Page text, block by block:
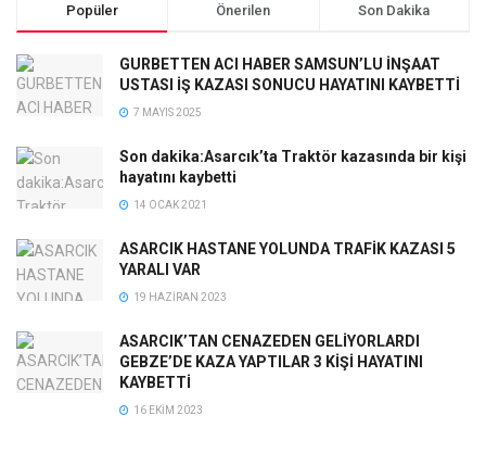
Popüler Önerilen Son Dakika
GURBETTEN ACI HABER SAMSUN’LU İNŞAAT
USTASI İŞ KAZASI SONUCU HAYATINI KAYBETTİ
7 MAYIS 2025
Son dakika:Asarcık’ta Traktör kazasında bir kişi
hayatını kaybetti
14 OCAK 2021
ASARCIK HASTANE YOLUNDA TRAFİK KAZASI 5
YARALI VAR
19 HAZIRAN 2023
ASARCIK’TAN CENAZEDEN GELİYORLARDI
GEBZE’DE KAZA YAPTILAR 3 KİŞİ HAYATINI
KAYBETTİ
16 EKIM 2023